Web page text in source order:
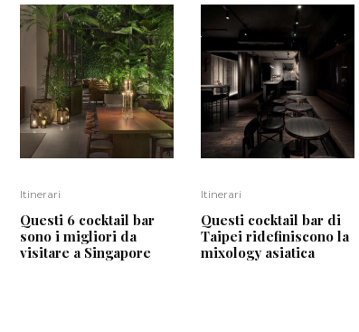
Itinerari
Questi 6 cocktail bar
sono i migliori da
visitare a Singapore
Itinerari
Questi cocktail bar di
Taipei ridefiniscono la
mixology asiatica